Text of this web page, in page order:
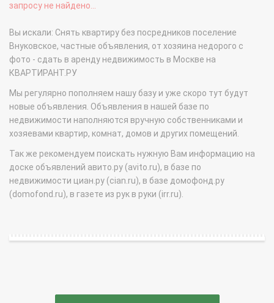
запросу не найдено...
Вы искали: Снять квартиру без посредников поселение
Внуковское, частные объявления, от хозяина недорого с
фото - сдать в аренду недвижимость в Москве на
КВАРТИРАНТ.РУ
Мы регулярно пополняем нашу базу и уже скоро тут будут
новые объявления. Объявления в нашей базе по
недвижимости наполняются вручную собственниками и
хозяевами квартир, комнат, домов и других помещений.
Так же рекомендуем поискать нужную Вам информацию на
доске объявлений авито.ру (avito.ru), в базе по
недвижимости циан.ру (cian.ru), в базе домофонд.ру
(domofond.ru), в газете из рук в руки (irr.ru).